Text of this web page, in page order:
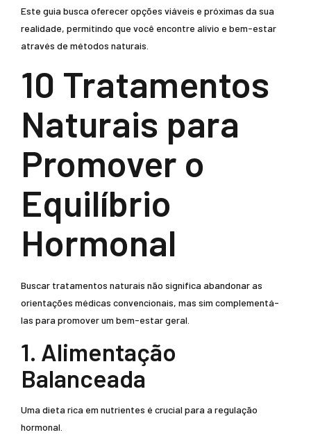
Este guia busca oferecer opções viáveis e próximas da sua
realidade, permitindo que você encontre alívio e bem-estar
através de métodos naturais.
10 Tratamentos
Naturais para
Promover o
Equilíbrio
Hormonal
Buscar tratamentos naturais não significa abandonar as
orientações médicas convencionais, mas sim complementá-
las para promover um bem-estar geral.
1. Alimentação
Balanceada
Uma dieta rica em nutrientes é crucial para a regulação
hormonal.